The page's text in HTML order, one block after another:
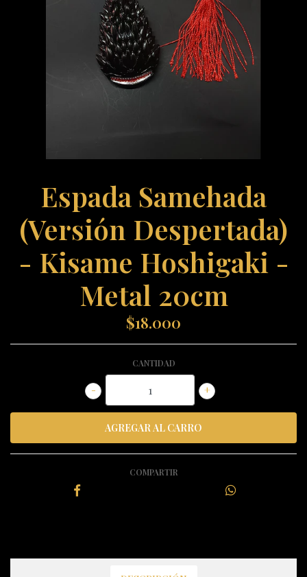
Espada Samehada
(Versión Despertada)
- Kisame Hoshigaki -
Metal 20cm
$18.000
CANTIDAD
+
-
COMPARTIR